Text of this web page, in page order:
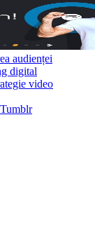
audienței
digital
video
Tumblr